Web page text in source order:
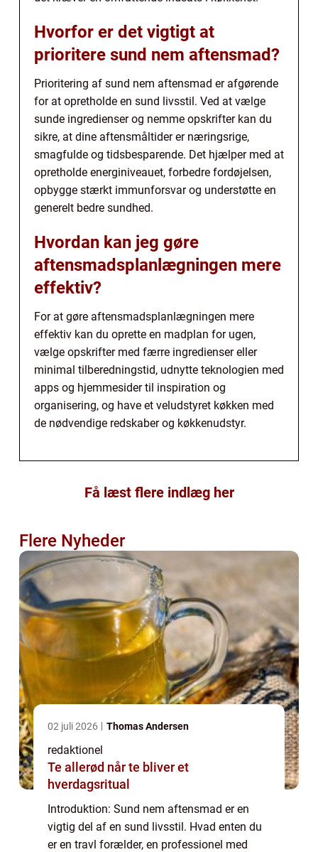
Hvorfor er det vigtigt at
prioritere sund nem aftensmad?
Prioritering af sund nem aftensmad er afgørende
for at opretholde en sund livsstil. Ved at vælge
sunde ingredienser og nemme opskrifter kan du
sikre, at dine aftensmåltider er næringsrige,
smagfulde og tidsbesparende. Det hjælper med at
opretholde energiniveauet, forbedre fordøjelsen,
opbygge stærkt immunforsvar og understøtte en
generelt bedre sundhed.
Hvordan kan jeg gøre
aftensmadsplanlægningen mere
effektiv?
For at gøre aftensmadsplanlægningen mere
effektiv kan du oprette en madplan for ugen,
vælge opskrifter med færre ingredienser eller
minimal tilberedningstid, udnytte teknologien med
apps og hjemmesider til inspiration og
organisering, og have et veludstyret køkken med
de nødvendige redskaber og køkkenudstyr.
Få læst flere indlæg her
Flere Nyheder
02 juli 2026 Thomas Andersen
redaktionel
Te allerød når te bliver et
hverdagsritual
Introduktion: Sund nem aftensmad er en
vigtig del af en sund livsstil. Hvad enten du
er en travl forælder, en professionel med